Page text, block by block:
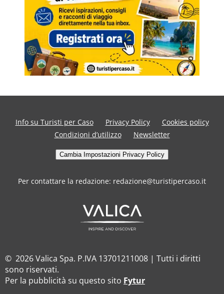
Info su Turisti per Caso Privacy Policy
Cookies policy
Condizioni d’utilizzo
Newsletter
Cambia Impostazioni Privacy Policy
Per contattare la redazione: redazione@turistipercaso.it
© 2026 Valica Spa. P.IVA 13701211008 | Tutti i diritti
sono riservati.
Per la pubblicità su questo sito Fytur